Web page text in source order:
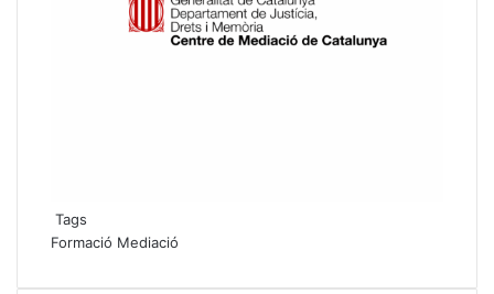
Tags
Formació Mediació